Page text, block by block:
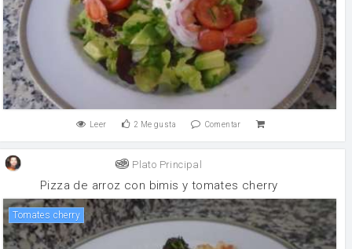
Leer 2 Me gusta Comentar
Plato Principal
Pizza de arroz con bimis y tomates cherry
tomates cherry